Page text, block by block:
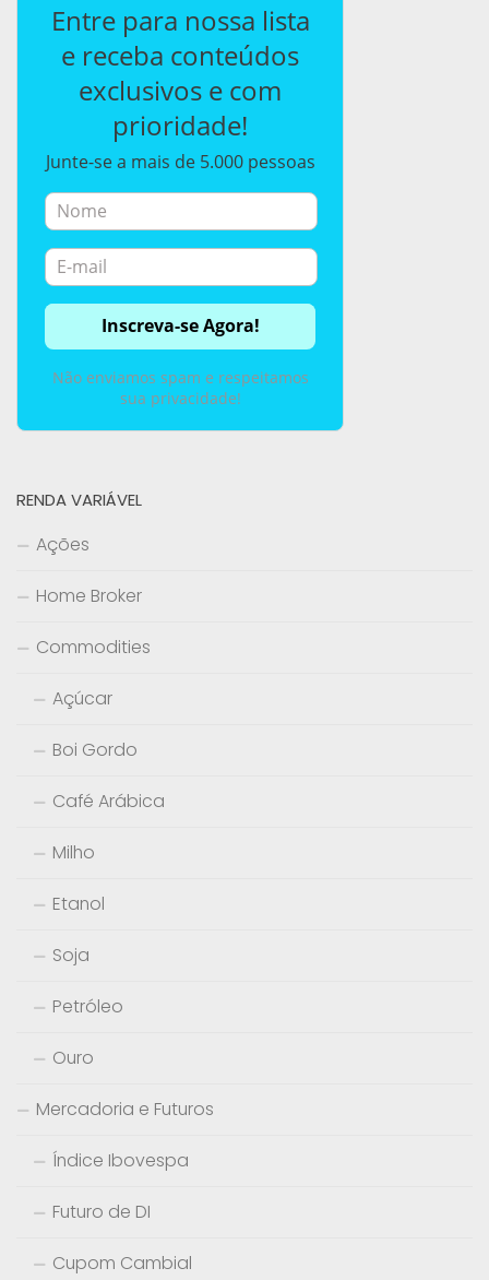
Entre para nossa lista
e receba conteúdos
exclusivos e com
prioridade!
Junte-se a mais de 5.000 pessoas
Não enviamos spam e respeitamos
sua privacidade!
RENDA VARIÁVEL
Ações
Home Broker
Commodities
Açúcar
Boi Gordo
Café Arábica
Milho
Etanol
Soja
Petróleo
Ouro
Mercadoria e Futuros
Índice Ibovespa
Futuro de DI
Cupom Cambial